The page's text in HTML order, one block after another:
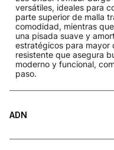
versátiles, ideales para
parte superior de malla
comodidad, mientras
una pisada suave y
estratégicos para mayor
resistente que asegura
moderno y funcional,
paso.
ADN